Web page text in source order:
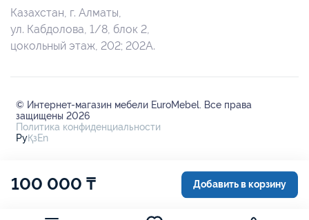
Казахстан, г. Алматы,
ул. Кабдолова, 1/8, блок 2,
цокольный этаж, 202; 202А.
© Интернет-магазин мебели EuroMebel. Все права
защищены 2026
Политика конфиденциальности
РуҚзEn
100 000 ₸ Добавить в корзину